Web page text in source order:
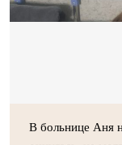
В больнице Аня